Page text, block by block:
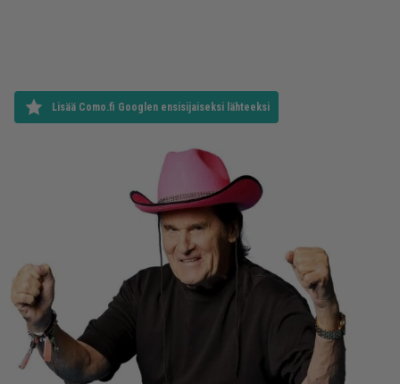
Lisää Como.fi Googlen ensisijaiseksi lähteeksi